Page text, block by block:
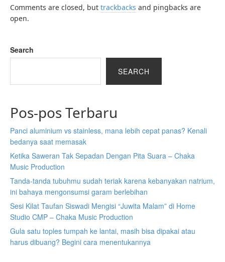
Comments are closed, but trackbacks and pingbacks are
open.
Search
SEARCH
Pos-pos Terbaru
Panci aluminium vs stainless, mana lebih cepat panas? Kenali
bedanya saat memasak
Ketika Saweran Tak Sepadan Dengan Pita Suara – Chaka
Music Production
Tanda-tanda tubuhmu sudah teriak karena kebanyakan natrium,
ini bahaya mengonsumsi garam berlebihan
Sesi Kilat Taufan Siswadi Mengisi “Juwita Malam” di Home
Studio CMP – Chaka Music Production
Gula satu toples tumpah ke lantai, masih bisa dipakai atau
harus dibuang? Begini cara menentukannya